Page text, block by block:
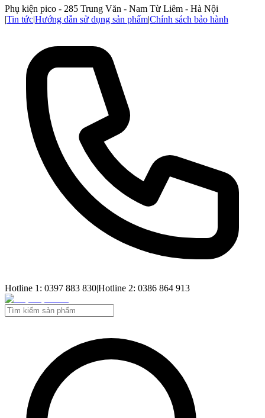
Phụ kiện pico - 285 Trung Văn - Nam Từ Liêm - Hà Nội
|Tin tức|Hướng dẫn sử dụng sản phẩm|Chính sách bảo hành
Hotline 1: 0397 883 830|Hotline 2: 0386 864 913